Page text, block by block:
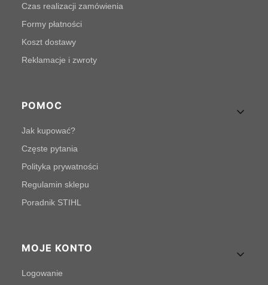
Czas realizacji zamówienia
Formy płatności
Koszt dostawy
Reklamacje i zwroty
POMOC
Jak kupować?
Częste pytania
Polityka prywatności
Regulamin sklepu
Poradnik STIHL
MOJE KONTO
Logowanie